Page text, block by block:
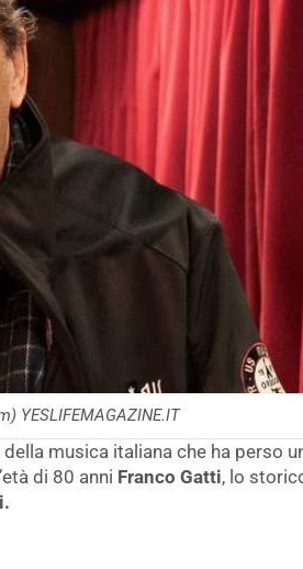
YESLIFEMAGAZINE.IT
musica italiana che ha perso
di 80 anni Franco Gatti, lo